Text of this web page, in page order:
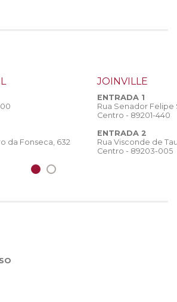
da Fonseca, 632
JOINVILLE
ENTRADA 1
Rua Senador
Centro - 89201-440
ENTRADA 2
Rua Visconde de
Centro - 89203-005